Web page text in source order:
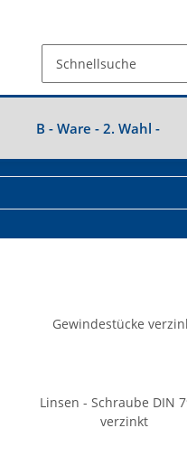
B - Ware - 2. Wahl -
Gewindestücke
Linsen - Schraube DIN
verzinkt